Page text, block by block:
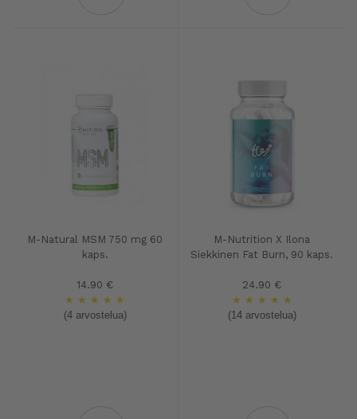
M-Natural MSM 750 mg 60
kaps.
14.90 €
★ ★ ★ ★ ★
(4 arvostelua)
M-Nutrition X Ilona
Siekkinen Fat Burn, 90 kaps.
24.90 €
★ ★ ★ ★ ★
(14 arvostelua)